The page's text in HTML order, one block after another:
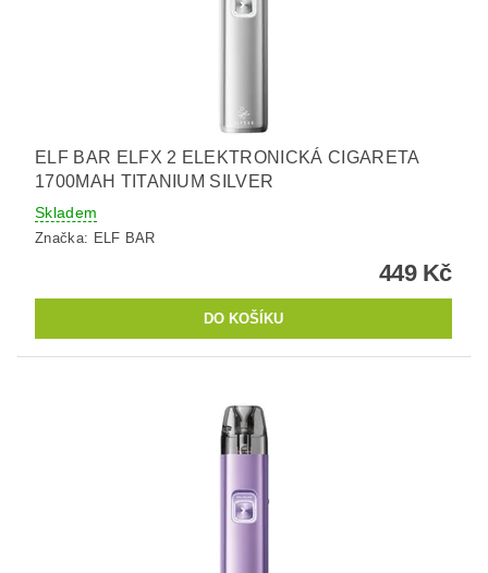
ELF BAR ELFX 2 ELEKTRONICKÁ CIGARETA
1700MAH TITANIUM SILVER
Skladem
Značka: ELF BAR
449 Kč